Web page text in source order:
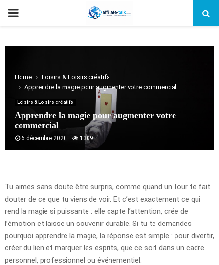
PRIMARY
Home
Loisirs & Loisirs créatifs
Apprendre la magie pour augmenter votre commercial
Loisirs & Loisirs créatifs
Apprendre la magie pour augmenter votre
commercial
6 décembre 2020 1309
Tu aimes sans doute être surpris, comme quand un tour te fait
douter de ce que tu viens de voir. Et c’est exactement ce qui
rend la magie si puissante : elle capte l’attention, crée de
l’émotion et laisse un souvenir durable. Si tu te demandes
pourquoi apprendre la magie, la réponse est simple : pour divertir,
créer du lien et marquer les esprits, que ce soit dans un cadre
personnel, professionnel ou événementiel.